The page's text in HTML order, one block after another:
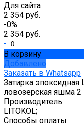
Для сайта
2 354 руб.
-0%
2 354 руб.
-
В корзину
Добавлено
Заказать в Whatsapp
Затирка эпоксидная
ловозерская яшма 2
Производитель
LITOKOL;
Способы оплаты